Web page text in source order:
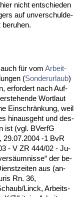
nicht ent­schie­den
auf un­ver­schul­de­
be­ru­hen.
auch für vom Ar­beit­
(Son­der­ur­laub)
er­for­dert nach Auf­
Wort­laut
Ein­schränkung, weil
hin­aus­geht und des­
ist (vgl. BVerfG
29.07.2004 -1 BvR
- V ZR 444/02 - Ju­
der be­
aus (an­
Rn. 36,
Linck, Ar­beits­